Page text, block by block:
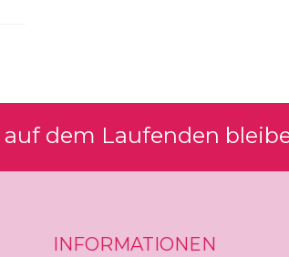
auf dem Laufenden
INFORMATIONEN